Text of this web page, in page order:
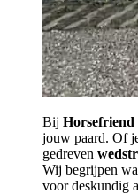
Bij Horsefriend
jouw paard. Of
gedreven
Wij begrijpen
voor deskundig